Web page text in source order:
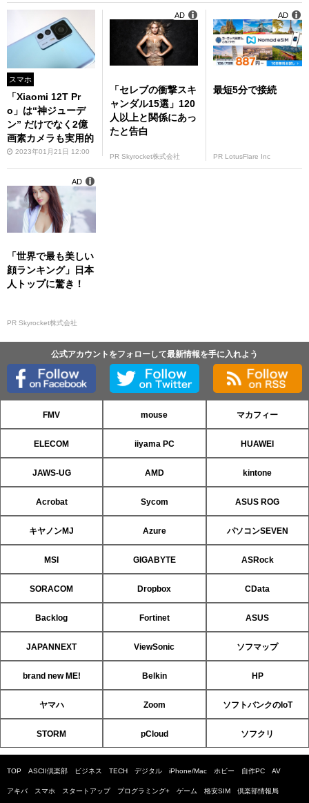
スマホ
「Xiaomi 12T Pr
o」は“神ジューデ
ン” だけでなく2億
画素カメラも実用的
2023年01月21日 12:00
「セレブの衝撃スキ
ャンダル15選」120
人以上と関係にあっ
たと告白
PR Skyrocket株式会社
AD
最短5分で接続
PR LotusFlare Inc
AD
「世界で最も美しい
顔ランキング」日本
人トップに驚き！
PR Skyrocket株式会社
AD
公式アカウントをフォローして最新情報を手に入れよう
FMV mouse マカフィー
ELECOM iiyama PC HUAWEI
JAWS-UG AMD kintone
Acrobat Sycom ASUS ROG
キヤノンMJ Azure パソコンSEVEN
MSI GIGABYTE ASRock
SORACOM Dropbox CData
Backlog Fortinet ASUS
JAPANNEXT ViewSonic ソフマップ
brand new ME! Belkin HP
ヤマハ Zoom ソフトバンクのIoT
STORM pCloud ソフクリ
TOP ASCII倶楽部 ビジネス TECH デジタル iPhone/Mac ホビー 自作PC AV
アキバ スマホ スタートアップ プログラミング+ ゲーム 格安SIM 倶楽部情報局